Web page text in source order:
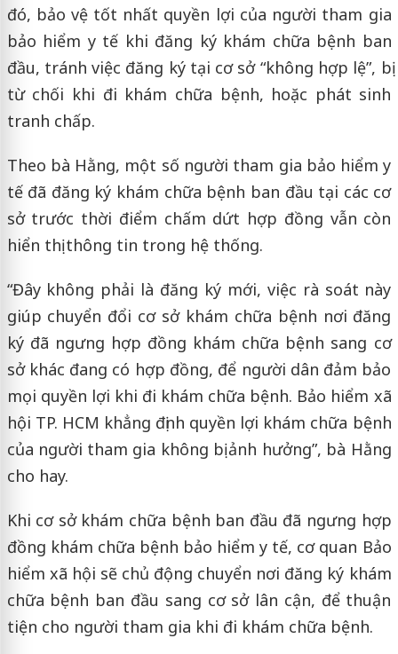
đó, bảo vệ tốt nhất quyền lợi của người tham gia
bảo hiểm y tế khi đăng ký khám chữa bệnh ban
đầu, tránh việc đăng ký tại cơ sở “không hợp lệ”, bị
từ chối khi đi khám chữa bệnh, hoặc phát sinh
tranh chấp.
Theo bà Hằng, một số người tham gia bảo hiểm y
tế đã đăng ký khám chữa bệnh ban đầu tại các cơ
sở trước thời điểm chấm dứt hợp đồng vẫn còn
hiển thị thông tin trong hệ thống.
“Đây không phải là đăng ký mới, việc rà soát này
giúp chuyển đổi cơ sở khám chữa bệnh nơi đăng
ký đã ngưng hợp đồng khám chữa bệnh sang cơ
sở khác đang có hợp đồng, để người dân đảm bảo
mọi quyền lợi khi đi khám chữa bệnh. Bảo hiểm xã
hội TP. HCM khẳng định quyền lợi khám chữa bệnh
của người tham gia không bị ảnh hưởng”, bà Hằng
cho hay.
Khi cơ sở khám chữa bệnh ban đầu đã ngưng hợp
đồng khám chữa bệnh bảo hiểm y tế, cơ quan Bảo
hiểm xã hội sẽ chủ động chuyển nơi đăng ký khám
chữa bệnh ban đầu sang cơ sở lân cận, để thuận
tiện cho người tham gia khi đi khám chữa bệnh.